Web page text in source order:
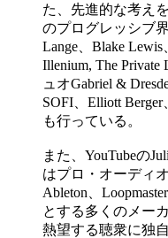
た、先進的な考え
のプログレッシブ
Lange、Blake Lewis
Illenium, The
ュオGabriel &
SOFI、Elliott
も行っている。
また、YouTubeの
はプロ・オーディ
Ableton、
とする多くのメー
熱望する聴衆に独